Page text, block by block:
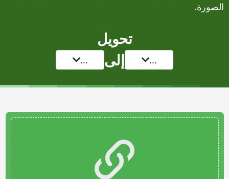
الصورة.
تحويل
... إلى ...